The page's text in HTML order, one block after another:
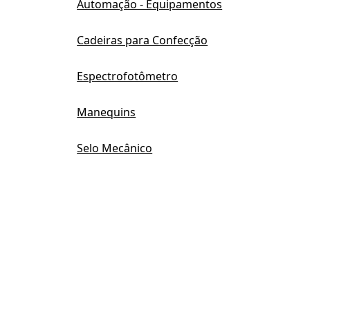
Automação - Equipamentos
Cadeiras para Confecção
Espectrofotômetro
Manequins
Selo Mecânico